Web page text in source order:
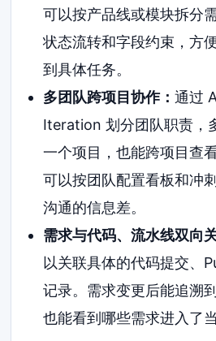
可以按产品线或模块拆分
状态流转和字段约束，方
到具体任务。
多团队跨项目协作： 通过
Iteration 划分团队职责，
一个项目，也能跨项目查
可以按团队配置看板和冲
沟通的信息差。
需求与代码、流水线双向
以关联具体的代码提交、
记录。需求变更后能追溯
也能看到哪些需求进入了